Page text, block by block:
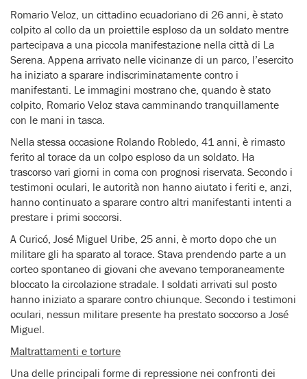
Romario Veloz, un cittadino ecuadoriano di 26 anni, è stato
colpito al collo da un proiettile esploso da un soldato mentre
partecipava a una piccola manifestazione nella città di La
Serena. Appena arrivato nelle vicinanze di un parco, l’esercito
ha iniziato a sparare indiscriminatamente contro i
manifestanti. Le immagini mostrano che, quando è stato
colpito, Romario Veloz stava camminando tranquillamente
con le mani in tasca.
Nella stessa occasione Rolando Robledo, 41 anni, è rimasto
ferito al torace da un colpo esploso da un soldato. Ha
trascorso vari giorni in coma con prognosi riservata. Secondo i
testimoni oculari, le autorità non hanno aiutato i feriti e, anzi,
hanno continuato a sparare contro altri manifestanti intenti a
prestare i primi soccorsi.
A Curicó, José Miguel Uribe, 25 anni, è morto dopo che un
militare gli ha sparato al torace. Stava prendendo parte a un
corteo spontaneo di giovani che avevano temporaneamente
bloccato la circolazione stradale. I soldati arrivati sul posto
hanno iniziato a sparare contro chiunque. Secondo i testimoni
oculari, nessun militare presente ha prestato soccorso a José
Miguel.
Maltrattamenti e torture
Una delle principali forme di repressione nei confronti dei